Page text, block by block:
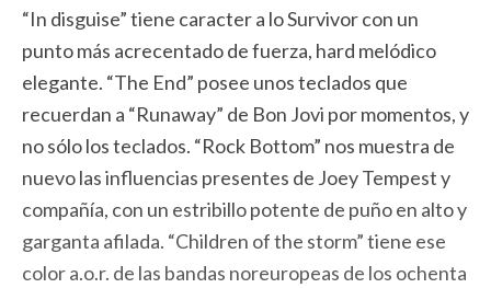
“In disguise” tiene caracter a lo Survivor con un
punto más acrecentado de fuerza, hard melódico
elegante. “The End” posee unos teclados que
recuerdan a “Runaway” de Bon Jovi por momentos, y
no sólo los teclados. “Rock Bottom” nos muestra de
nuevo las influencias presentes de Joey Tempest y
compañía, con un estribillo potente de puño en alto y
garganta afilada. “Children of the storm” tiene ese
color a.o.r. de las bandas noreuropeas de los ochenta